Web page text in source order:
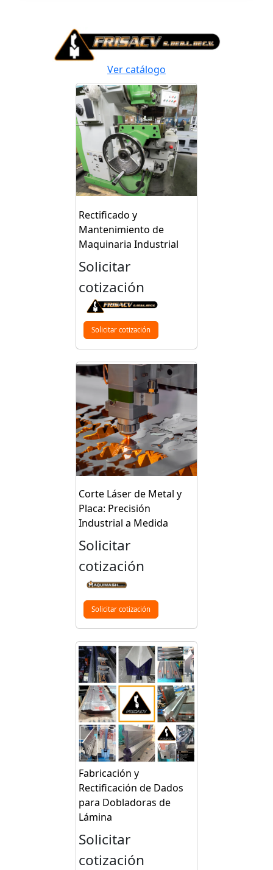
Ver catálogo
Rectificado y
Mantenimiento de
Maquinaria Industrial
Solicitar
cotización
Solicitar cotización
Corte Láser de Metal y
Placa: Precisión
Industrial a Medida
Solicitar
cotización
Solicitar cotización
Fabricación y
Rectificación de Dados
para Dobladoras de
Lámina
Solicitar
cotización